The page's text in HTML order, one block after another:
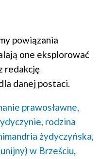
powiązania
one eksplorować
redakcję
danej postaci.
prawosławne,
rodzina
żydyczyńska,
w Brześciu,